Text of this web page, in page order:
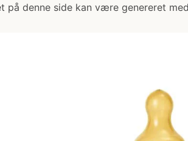
på denne side kan være genereret